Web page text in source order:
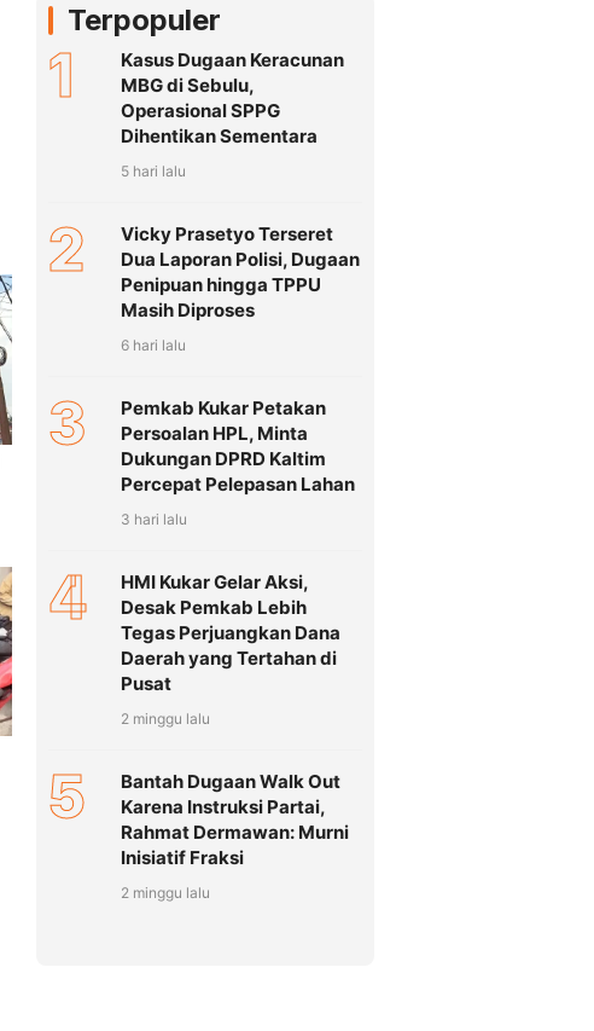
Terpopuler
1
Kasus Dugaan Keracunan
MBG di Sebulu,
Operasional SPPG
Dihentikan Sementara
5 hari lalu
2
Vicky Prasetyo Terseret
Dua Laporan Polisi, Dugaan
Penipuan hingga TPPU
Masih Diproses
6 hari lalu
3
Pemkab Kukar Petakan
Persoalan HPL, Minta
Dukungan DPRD Kaltim
Percepat Pelepasan Lahan
3 hari lalu
4
HMI Kukar Gelar Aksi,
Desak Pemkab Lebih
Tegas Perjuangkan Dana
Daerah yang Tertahan di
Pusat
2 minggu lalu
5
Bantah Dugaan Walk Out
Karena Instruksi Partai,
Rahmat Dermawan: Murni
Inisiatif Fraksi
2 minggu lalu